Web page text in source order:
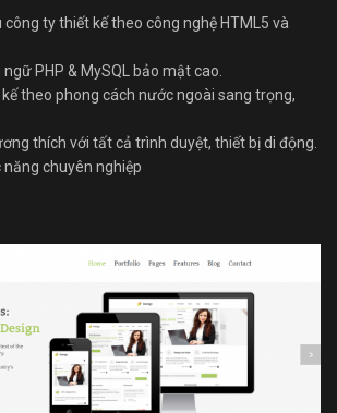
ty thiết kế theo công nghệ HTML5 và
PHP & MySQL bảo mật cao.
theo phong cách nước ngoài sang trọng,
thích với tất cả trình duyệt, thiết bị di động.
chuyên nghiệp